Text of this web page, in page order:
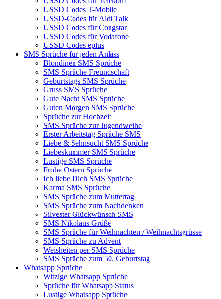
USSD Codes T-Mobile
USSD-Codes für Aldi Talk
USSD Codes für Congstar
USSD Codes für Vodafone
USSD Codes eplus
SMS Sprüche für jeden Anlass
Blondinen SMS Sprüche
SMS Sprüche Freundschaft
Geburtstags SMS Sprüche
Gruss SMS Sprüche
Gute Nacht SMS Sprüche
Guten Morgen SMS Sprüche
Sprüche zur Hochzeit
SMS Sprüche zur Jugendweihe
Erster Arbeitstag Sprüche SMS
Liebe & Sehnsucht SMS Sprüche
Liebeskummer SMS Sprüche
Lustige SMS Sprüche
Frohe Ostern Sprüche
Ich liebe Dich SMS Sprüche
Karma SMS Sprüche
SMS Sprüche zum Muttertag
SMS Sprüche zum Nachdenken
Silvester Glückwünsch SMS
SMS Nikolaus Grüße
SMS Sprüche für Weihnachten / Weihnachtsgrüsse
SMS Sprüche zu Advent
Weisheiten per SMS Sprüche
SMS Sprüche zum 50. Geburtstag
Whatsapp Sprüche
Witzige Whatsapp Sprüche
Sprüche für Whatsapp Status
Lustige Whatsapp Sprüche